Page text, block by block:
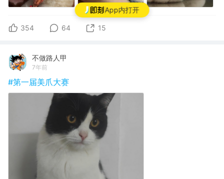
App内打开
354 64 15
不做路人甲
7年前
#第一届美爪大赛